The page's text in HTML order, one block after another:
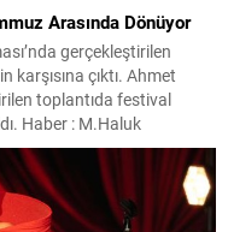
Arasında Dönüyor
gerçekleştirilen
karşısına çıktı. Ahmet
toplantıda festival
Haber : M.Haluk
arasında Beyoğlu
gösterimlerle izleyicilerle
gerçekleştirilen basın